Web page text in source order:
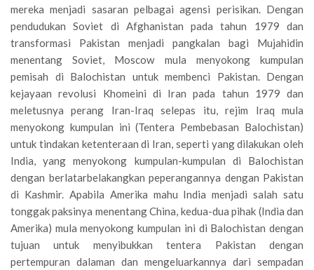
mereka menjadi sasaran pelbagai agensi perisikan. Dengan
pendudukan Soviet di Afghanistan pada tahun 1979 dan
transformasi Pakistan menjadi pangkalan bagi Mujahidin
menentang Soviet, Moscow mula menyokong kumpulan
pemisah di Balochistan untuk membenci Pakistan. Dengan
kejayaan revolusi Khomeini di Iran pada tahun 1979 dan
meletusnya perang Iran-Iraq selepas itu, rejim Iraq mula
menyokong kumpulan ini (Tentera Pembebasan Balochistan)
untuk tindakan ketenteraan di Iran, seperti yang dilakukan oleh
India, yang menyokong kumpulan-kumpulan di Balochistan
dengan berlatarbelakangkan peperangannya dengan Pakistan
di Kashmir. Apabila Amerika mahu India menjadi salah satu
tonggak paksinya menentang China, kedua-dua pihak (India dan
Amerika) mula menyokong kumpulan ini di Balochistan dengan
tujuan untuk menyibukkan tentera Pakistan dengan
pertempuran dalaman dan mengeluarkannya dari sempadan